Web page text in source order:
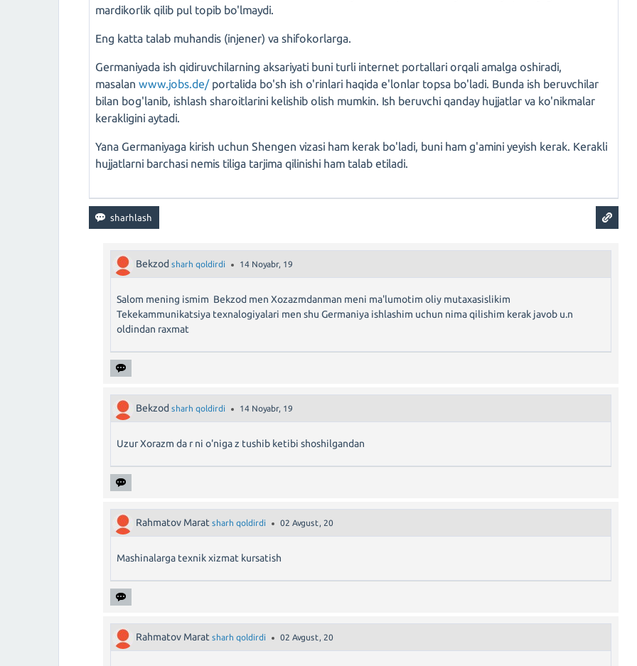
mardikorlik qilib pul topib bo'lmaydi.
Eng katta talab muhandis (injener) va shifokorlarga.
Germaniyada ish qidiruvchilarning aksariyati buni turli internet portallari orqali amalga oshiradi,
masalanwww.jobs.de/portalida bo'sh ish o'rinlari haqida e'lonlar topsa bo'ladi. Bunda ish beruvchilar
bilan bog'lanib, ishlash sharoitlarini kelishib olish mumkin. Ish beruvchi qanday hujjatlar va ko'nikmalar
kerakligini aytadi.
Yana Germaniyaga kirish uchun Shengen vizasi ham kerak bo'ladi, buni ham g'amini yeyish kerak. Kerakli
hujjatlarni barchasi nemis tiliga tarjima qilinishi ham talab etiladi.
Bekzod sharh qoldirdi 14 Noyabr, 19
Salom mening ismim Bekzod men Xozazmdanman meni ma'lumotim oliy mutaxasislikim
Tekekammunikatsiya texnalogiyalari men shu Germaniya ishlashim uchun nima qilishim kerak javob u.n
oldindan raxmat
Bekzod sharh qoldirdi 14 Noyabr, 19
Uzur Xorazm da r ni o'niga z tushib ketibi shoshilgandan
Rahmatov Marat sharh qoldirdi 02 Avgust, 20
Mashinalarga texnik xizmat kursatish
Rahmatov Marat sharh qoldirdi 02 Avgust, 20